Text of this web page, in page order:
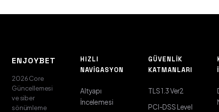
ENJOYBET
2026 Core
Güncellemesi
ve siber
sönümleme
HIZLI
NAVIGASYON
Altyapı
İncelemesi
GÜVENLIK
KATMANLARI
TLS 1.3 Ver2
PCI-DSS Level